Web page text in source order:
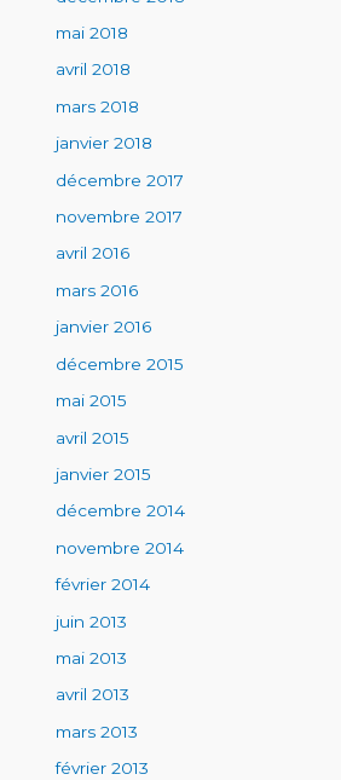
mai 2018
avril 2018
mars 2018
janvier 2018
décembre 2017
novembre 2017
avril 2016
mars 2016
janvier 2016
décembre 2015
mai 2015
avril 2015
janvier 2015
décembre 2014
novembre 2014
février 2014
juin 2013
mai 2013
avril 2013
mars 2013
février 2013